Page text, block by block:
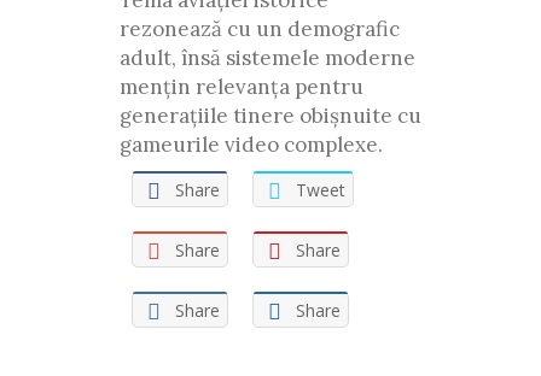
rezonează cu un demografic
adult, însă sistemele moderne
mențin relevanța pentru
generațiile tinere obișnuite cu
gameurile video complexe.
Share Tweet
Share Share
Share Share